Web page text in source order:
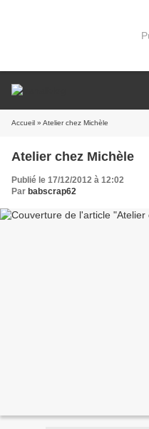
Accueil » Atelier chez Michèle
Atelier chez Michèle
Publié le 17/12/2012 à 12:02
Par babscrap62